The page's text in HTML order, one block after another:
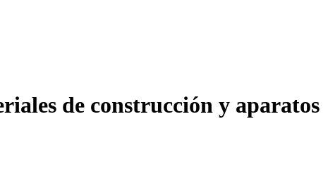
de construcción y aparatos